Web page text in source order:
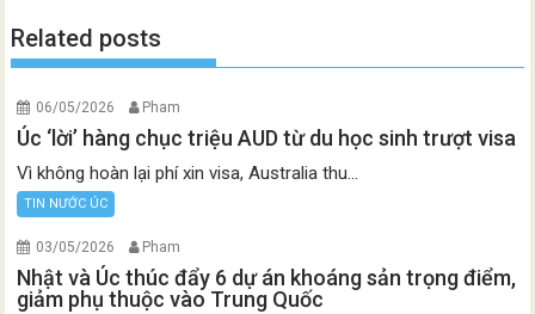
Related posts
06/05/2026 Pham
Úc ‘lời’ hàng chục triệu AUD từ du học sinh trượt visa
Vì không hoàn lại phí xin visa, Australia thu...
TIN NƯỚC ÚC
03/05/2026 Pham
Nhật và Úc thúc đẩy 6 dự án khoáng sản trọng điểm,
giảm phụ thuộc vào Trung Quốc